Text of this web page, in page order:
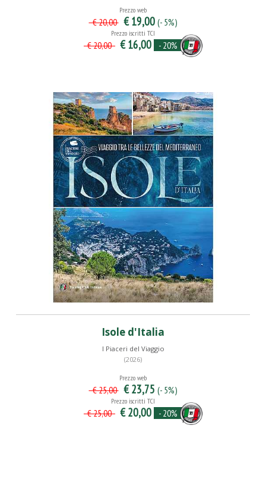
Prezzo web
€ 20,00 € 19,00 (- 5%)
Prezzo iscritti TCI
€ 20,00 € 16,00 - 20%
Isole d'Italia
I Piaceri del Viaggio
(2026)
Prezzo web
€ 25,00 € 23,75 (- 5%)
Prezzo iscritti TCI
€ 25,00 € 20,00 - 20%